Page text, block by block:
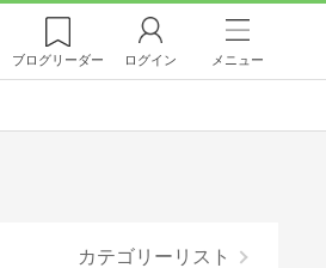
ブログリーダー ログイン メニュー
カテゴリーリスト